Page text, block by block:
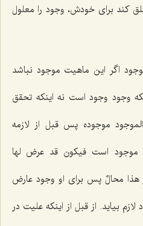
كند براى خودش، وجود را معلول
اگر این ماهیت موجود نباشد
وجود وجود است نه اینكه تحقق
موجوده پس قبل از لازمه
موجود است فیکون قد عرض لها
هذا محالٌپس براى او وجود عارض
بیاید. از قبل از اینكه علیت در